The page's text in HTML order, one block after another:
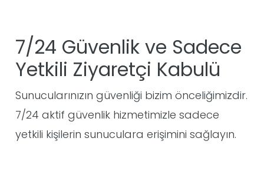
7/24 Güvenlik ve Sadece
Yetkili Ziyaretçi Kabulü
Sunucularınızın güvenliği bizim önceliğimizdir.
7/24 aktif güvenlik hizmetimizle sadece
yetkili kişilerin sunuculara erişimini sağlayın.